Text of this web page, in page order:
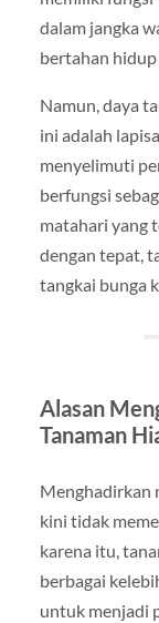
dalam jangka
bertahan hidup
Namun, daya
ini adalah
menyelimuti
berfungsi
matahari yang
dengan tepat,
tangkai bunga
Alasan
Tanaman
Menghadirkan
kini tidak
karena itu,
berbagai
untuk menjadi